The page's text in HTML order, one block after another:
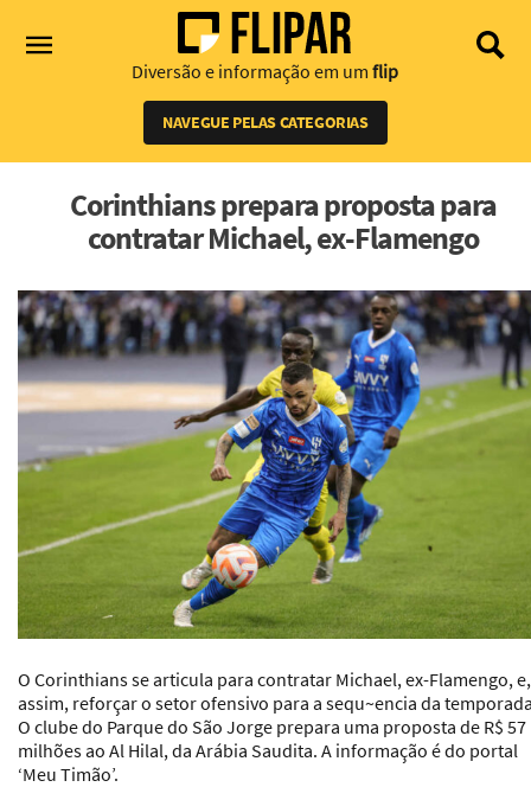
Diversão e informação em um flip
NAVEGUE PELAS CATEGORIAS
Corinthians prepara proposta para
contratar Michael, ex-Flamengo
O Corinthians se articula para contratar Michael, ex-Flamengo, e,
assim, reforçar o setor ofensivo para a sequ~encia da
O clube do Parque do São Jorge prepara uma proposta de R$ 57
milhões ao Al Hilal, da Arábia Saudita. A informação é do portal
‘Meu Timão’.